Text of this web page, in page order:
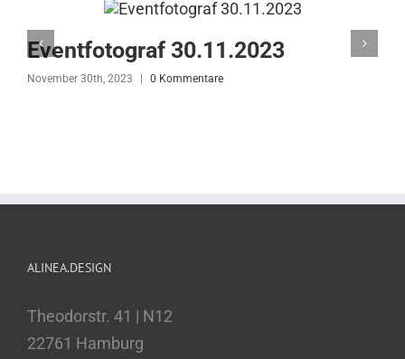
Eventfotograf 30.11.2023
November 30th, 2023 | 0 Kommentare
ALINEA.DESIGN
Theodorstr. 41 | N12
22761 Hamburg